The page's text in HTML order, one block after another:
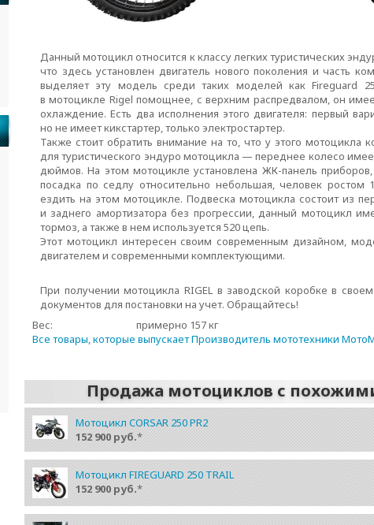
Данный мотоцикл относится к классу легких туристических
что здесь установлен двигатель нового поколения и часть
выделяет эту модель среди таких моделей как Fireguard
в мотоцикле Rigel помощнее, с верхним распредвалом, он
охлаждение. Есть два исполнения этого двигателя: первый
но не имеет кикстартер, только электростартер.
Также стоит обратить внимание на то, что у этого мотоцикла
для туристического эндуро мотоцикла — переднее колесо
дюймов. На этом мотоцикле установлена ЖК-панель
посадка по седлу относительно небольшая, человек
ездить на этом мотоцикле. Подвеска мотоцикла состоит из
и заднего амортизатора без прогрессии, данный мотоцикл
тормоз, а также в нем используется 520 цепь.
Этот мотоцикл интересен своим современным дизайном,
двигателем и современными комплектующими.
При получении мотоцикла RIGEL в заводской коробке в
документов для постановки на учет. Обращайтесь!
Вес:
примерно 157 кг
Все товары, которые выпускает Производитель мототехники
Продажа мотоциклов с
Мотоцикл CORSAR 250 PR2
152 900 руб.*
Мотоцикл FIREGUARD 250 TRAIL
152 900 руб.*